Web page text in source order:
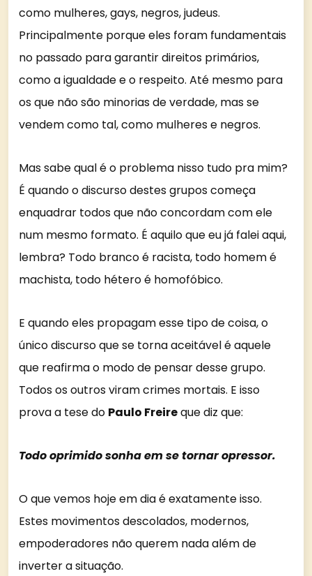
como mulheres, gays, negros, judeus.
Principalmente porque eles foram fundamentais
no passado para garantir direitos primários,
como a igualdade e o respeito. Até mesmo para
os que não são minorias de verdade, mas se
vendem como tal, como mulheres e negros.
Mas sabe qual é o problema nisso tudo pra mim?
É quando o discurso destes grupos começa
enquadrar todos que não concordam com ele
num mesmo formato. É aquilo que eu já falei aqui,
lembra? Todo branco é racista, todo homem é
machista, todo hétero é homofóbico.
E quando eles propagam esse tipo de coisa, o
único discurso que se torna aceitável é aquele
que reafirma o modo de pensar desse grupo.
Todos os outros viram crimes mortais. E isso
prova a tese do Paulo Freireque diz que:
Todo oprimido sonha em se tornar opressor.
O que vemos hoje em dia é exatamente isso.
Estes movimentos descolados, modernos,
empoderadores não querem nada além de
inverter a situação.